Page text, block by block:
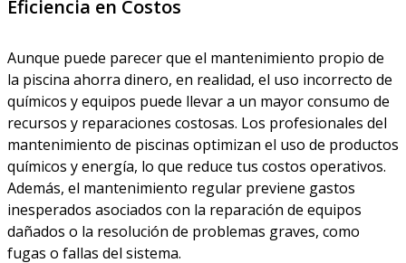
Eficiencia en Costos
Aunque puede parecer que el mantenimiento propio de
la piscina ahorra dinero, en realidad, el uso incorrecto de
químicos y equipos puede llevar a un mayor consumo de
recursos y reparaciones costosas. Los profesionales del
mantenimiento de piscinas optimizan el uso de productos
químicos y energía, lo que reduce tus costos operativos.
Además, el mantenimiento regular previene gastos
inesperados asociados con la reparación de equipos
dañados o la resolución de problemas graves, como
fugas o fallas del sistema.